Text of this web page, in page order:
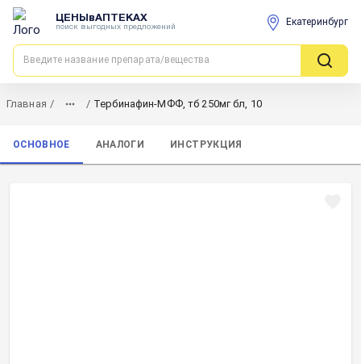
ЦЕНЫвАПТЕКАХ
поиск выгодных предложений Екатеринбург
Главная / / Тербинафин-МФФ, тб 250мг бл, 10
ОСНОВНОЕ АНАЛОГИ ИНСТРУКЦИЯ